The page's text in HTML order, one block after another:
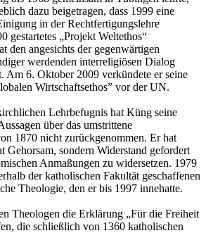
dazu beigetragen, dass 1999 eine
in der Rechtfertigungslehre
gestartetes „Projekt Weltethos“
den angesichts der gegenwärtigen
werdenden interreligiösen Dialog
Am 6. Oktober 2009 verkündete er seine
Wirtschaftsethos” vor der UN.
Lehrbefugnis hat Küng seine
über das umstrittene
1870 nicht zurückgenommen. Er hat
Gehorsam, sondern Widerstand gefordert
Anmaßungen zu widersetzen. 1979
der katholischen Fakultät geschaffenen
Theologie, den er bis 1997 innehatte.
Theologen die Erklärung „Für die Freiheit
die schließlich von 1360 katholischen